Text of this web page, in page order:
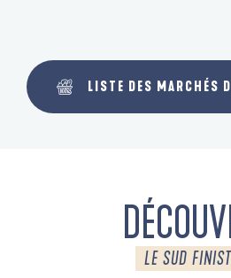
LISTE DES MARCHÉS
LE SUD